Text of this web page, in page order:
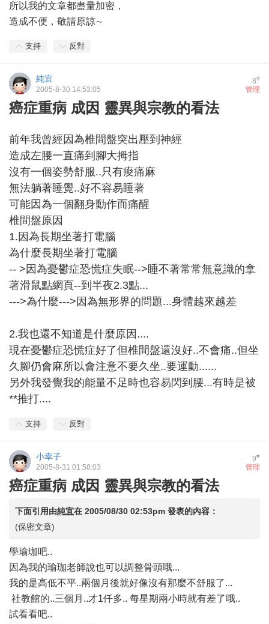
所以我的文章都盡量加密，
造成不便，敬請原諒∼
支持 反對
8#
純宜
管理
2005-8-30 14:53:05
癌症重病 成因 靈異與宗教的看法
前年我曾經因為椎間盤突出壓到神經
造成左腰一直痛到腳大拇指
沒有一個姿勢舒服..只有痠痛麻
無法躺著睡覺..好不容易睡著
可能因為一個翻身動作而痛醒
椎間盤原因
1.因為長期坐著打電腦
為什麼長期坐著打電腦
-- >因為憂鬱症恐慌症失眠-->睡不著常常無意識的拿
著滑鼠點網頁--到半夜2.3點...
--->為什麼--->因為無形界的問題...身體越來越差
2.我也還不知道是什麼原因....
現在憂鬱症恐慌症好了但椎間盤還沒好..不會痛..但坐
久腳仍會麻所以會注意不要久坐..要運動......
另外我發覺我的能量不足時也容易閃到腰...有時是被
**推打....
支持 反對
9#
小幸子
管理
2005-8-31 01:58:03
癌症重病 成因 靈異與宗教的看法
下面引用由純宜在 2005/08/30 02:53pm 發表的內容：
(保密文章)
學瑜珈吧..
因為我的瑜珈老師說也可以調整骨頭哦...
我的是高低不平..兩個月後就好像沒有那麼不舒服了...
社教館的..三個月..才1仟多.. 每星期兩小時就有差了哦..
試看看吧..